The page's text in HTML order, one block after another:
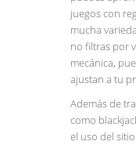
juegos con
mucha
no filtras por
mecánica,
ajustan a tu
Además de
como
el uso del